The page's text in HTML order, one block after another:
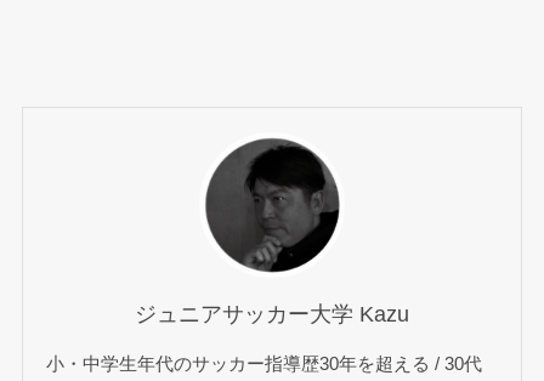
ジュニアサッカー大学 Kazu
小・中学生年代のサッカー指導歴30年を超える / 30代